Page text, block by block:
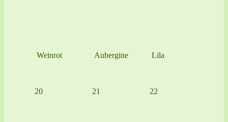
Weinrot Aubergine Lila
20 21 22